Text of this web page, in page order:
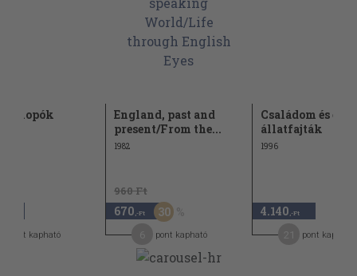
kopók
pont kapható
England, past and
present/From the...
1982
960 Ft
670 ,-Ft 30
pont kapható
Családom és
állatfajták
1996
4.140 ,-Ft
pont kapható